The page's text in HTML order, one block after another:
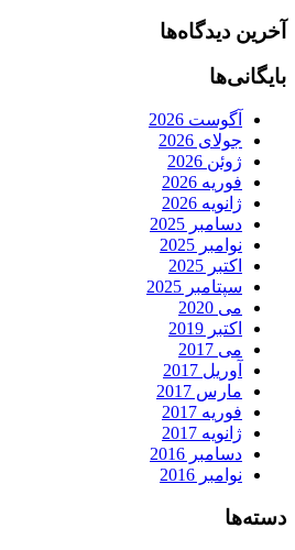
آخرین دیدگاه‌ها
بایگانی‌ها
آگوست 2026
جولای 2026
ژوئن 2026
فوریه 2026
ژانویه 2026
دسامبر 2025
نوامبر 2025
اکتبر 2025
سپتامبر 2025
می 2020
اکتبر 2019
می 2017
آوریل 2017
مارس 2017
فوریه 2017
ژانویه 2017
دسامبر 2016
نوامبر 2016
دسته‌ها